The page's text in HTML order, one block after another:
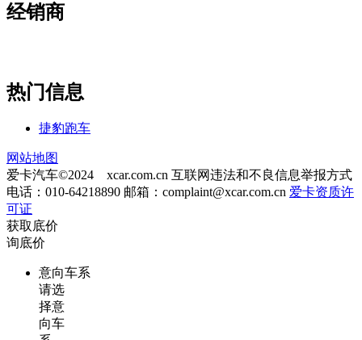
经销商
热门信息
捷豹跑车
网站地图
爱卡汽车©2024 xcar.com.cn 互联网违法和不良信息举报方式
电话：010-64218890 邮箱： complaint@xcar.com.cn 爱卡资质许
可证
获取底价
询底价
意向车系
请选
择意
向车